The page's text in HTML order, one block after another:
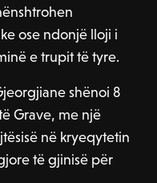
ose ndonjë lloji i
e trupit të tyre.
shënoi 8
Grave, me një
në kryeqytetin
të gjinisë për